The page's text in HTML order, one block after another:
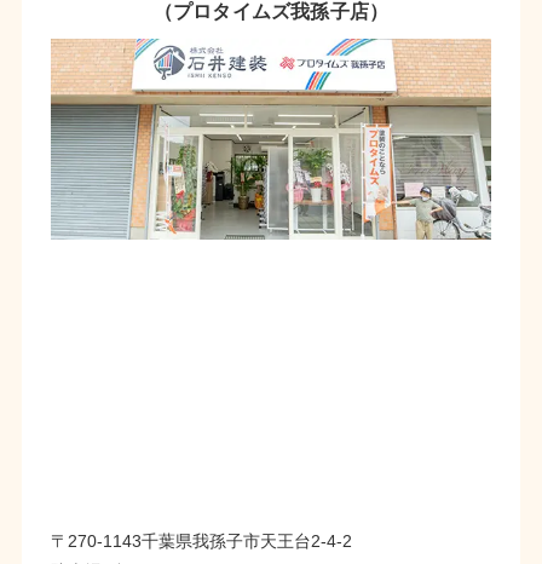
（プロタイムズ我孫子店）
〒270-1143千葉県我孫子市天王台2-4-2